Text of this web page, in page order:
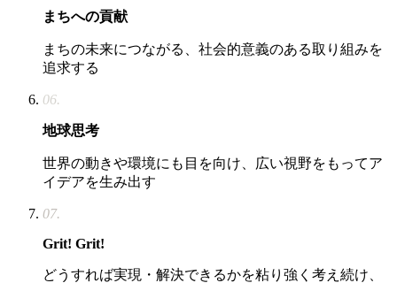
まちへの貢献
まちの未来につながる、社会的意義のある取り組みを
追求する
06.
地球思考
世界の動きや環境にも目を向け、広い視野をもってア
イデアを生み出す
07.
Grit! Grit!
どうすれば実現・解決できるかを粘り強く考え続け、